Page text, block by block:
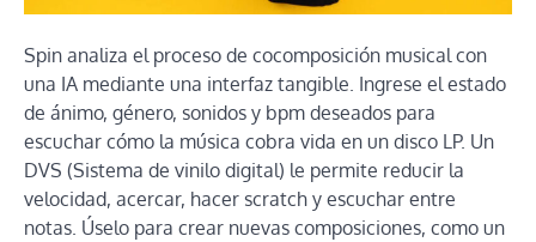
Spin analiza el proceso de cocomposición musical con
una IA mediante una interfaz tangible. Ingrese el estado
de ánimo, género, sonidos y bpm deseados para
escuchar cómo la música cobra vida en un disco LP. Un
DVS (Sistema de vinilo digital) le permite reducir la
velocidad, acercar, hacer scratch y escuchar entre
notas. Úselo para crear nuevas composiciones, como un